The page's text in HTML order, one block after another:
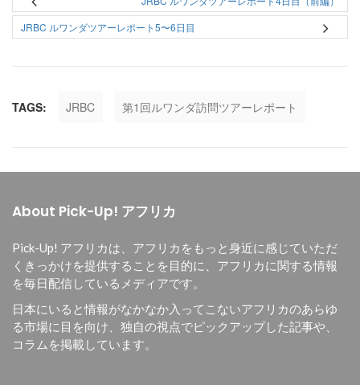
JRBC ルワンダツアーレポート5〜6日目
TAGS: JRBC 第1回ルワンダ訪問ツアーレポート
About Pick-Up! アフリカ
Pick-Up! アフリカは、 アフリカをもっと身近に感じていただ
くきっかけを提供することを目的に、 アフリカに関する情報
を毎日配信しているメディアです。
日本にいると情報がなかなか入ってこないアフリカのあらゆ
る市場に目を向け、独自の視点でピックアップした記事や、
コラムを掲載しています。